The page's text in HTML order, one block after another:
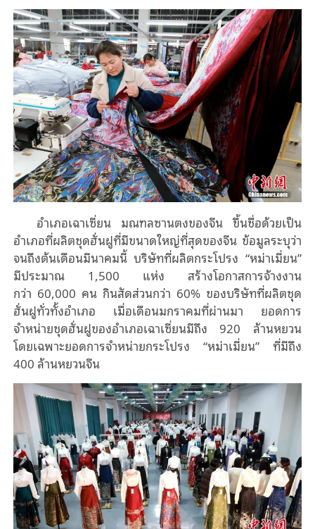
อำเภอเฉาเซี่ยน มณฑลซานตงของจีน ขึ้นชื่อด้วยเป็น
อำเภอที่ผลิตชุดฮั่นฝูที่มีขนาดใหญ่ที่สุดของจีน ข้อมูลระบุว่า
จนถึงต้นเดือนมีนาคมนี้ บริษัทที่ผลิตกระโปรง “หม่าเมี่ยน”
มีประมาณ 1,500 แห่ง สร้างโอกาสการจ้างงาน
กว่า 60,000 คน กินสัดส่วนกว่า 60% ของบริษัทที่ผลิตชุด
ฮั่นฝูทั่วทั้งอำเภอ เมื่อเดือนมกราคมที่ผ่านมา ยอดการ
จำหน่ายชุดฮั่นฝูของอำเภอเฉาเซี่ยนมีถึง 920 ล้านหยวน
โดยเฉพาะยอดการจำหน่ายกระโปรง “หม่าเมี่ยน” ที่มีถึง
400 ล้านหยวนจีน